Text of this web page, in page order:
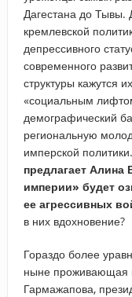
Дагестана до Тывы.
кремлевской
депрессивного
современного
структуры кажутся
«социальным
демографический
региональную
имперской
предлагает Алина
империи» будет
ее агрессивных
в них вдохновение?
Гораздо более
ныне проживающая
Гармажапова,